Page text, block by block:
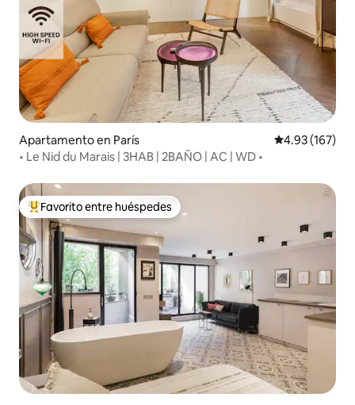
Apartamento en París Calificación
4.93 (167)
• Le Nid du Marais | 3HAB | 2BAÑO | AC | WD •
Favorito entre huéspedes preferido
Favorito entre huéspedes